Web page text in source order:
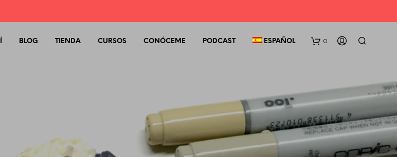
0
BLOG TIENDA CURSOS CONÓCEME PODCAST ESPAÑOL